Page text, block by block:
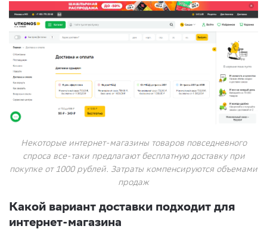
Некоторые интернет-магазины товаров повседневного
спроса все-таки предлагают бесплатную доставку при
покупке от 1000 рублей. Затраты компенсируются объемами
продаж
Какой вариант доставки подходит для
интернет-магазина